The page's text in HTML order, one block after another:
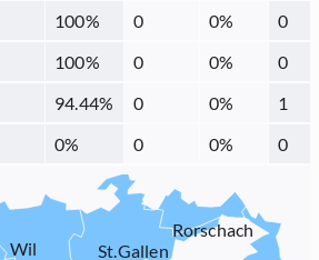
100% 0 0%
0
100% 0 0%
0
94.44% 0 0%
1
0% 0 0% 0
Wil
Rorschach
St.Gallen